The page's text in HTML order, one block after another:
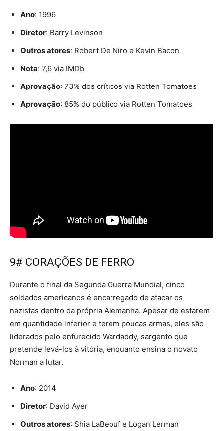
Ano: 1996
Diretor: Barry Levinson
Outros atores: Robert De Niro e Kevin Bacon
Nota: 7,6 via IMDb
Aprovação: 73% dos críticos via Rotten Tomatoes
Aprovação: 85% do público via Rotten Tomatoes
9# CORAÇÕES DE FERRO
Durante o final da Segunda Guerra Mundial, cinco
soldados americanos é encarregado de atacar os
nazistas dentro da própria Alemanha. Apesar de estarem
em quantidade inferior e terem poucas armas, eles são
liderados pelo enfurecido Wardaddy, sargento que
pretende levá-los à vitória, enquanto ensina o novato
Norman a lutar.
Ano: 2014
Diretor: David Ayer
Outros atores: Shia LaBeouf e Logan Lerman